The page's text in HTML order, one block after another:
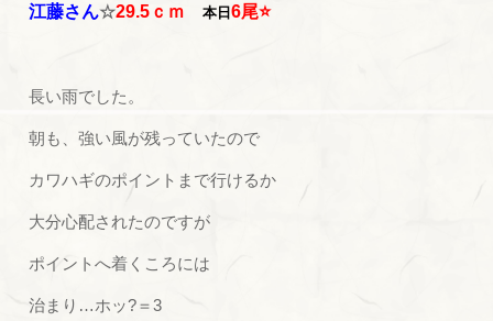
江藤さん☆29.5ｃｍ本日6尾⭐
長い雨でした。
朝も、強い風が残っていたので
カワハギのポイントまで行けるか
大分心配されたのですが
ポイントへ着くころには
治まり…ホッ?＝3